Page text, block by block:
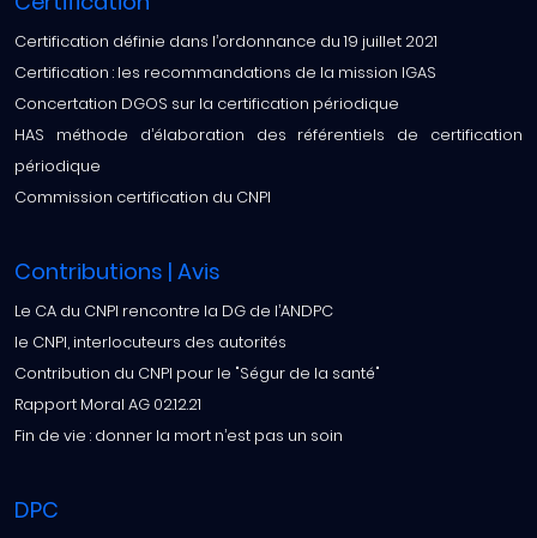
Certification définie dans l’ordonnance du 19 juillet 2021
Certification : les recommandations de la mission IGAS
Concertation DGOS sur la certification périodique
HAS méthode d’élaboration des référentiels de certification
périodique
Commission certification du CNPI
Contributions | Avis
Le CA du CNPI rencontre la DG de l’ANDPC
le CNPI, interlocuteurs des autorités
Contribution du CNPI pour le "Ségur de la santé"
Rapport Moral AG 02.12.21
Fin de vie : donner la mort n’est pas un soin
DPC